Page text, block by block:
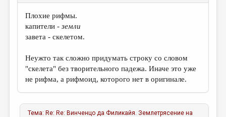
Плохие рифмы.
капители - земли
завета - скелетом.
Неужто так сложно придумать строку со словом
"скелета" без творительного падежа. Иначе это уже
не рифма, а рифмоид, которого нет в оригинале.
Тема: Re: Re: Винченцо да Филикайя. Землетрясение на